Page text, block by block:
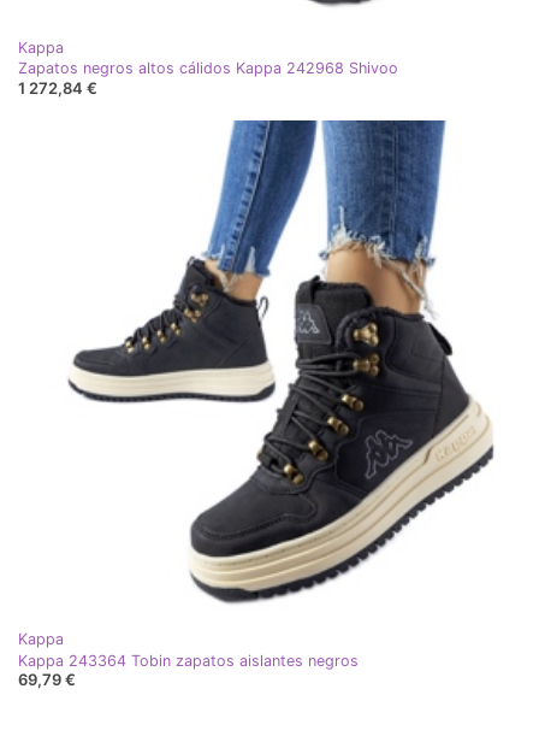
Kappa
Zapatos negros altos cálidos Kappa 242968 Shivoo
1 272,84 €
Kappa
Kappa 243364 Tobin zapatos aislantes negros
69,79 €